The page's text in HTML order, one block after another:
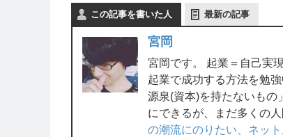
この記事を書いた人 最新の記事
宮岡
宮岡です。 起業＝自己実
起業で成功する方法を勉
源泉(資本)を持たないもの
にできるが、まだ多くの
の潮流にのりたい、ネッ